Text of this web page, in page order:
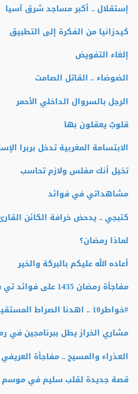
إستقلال .. أكبر مساجد شرق آسيا
كيدزانيا من الفكرة إلى التطبيق
إلغاء التفويض
الضوضاء .. القاتل الصامت
الرجل بالسروال الداخلي الأحمر
قلوبٌ يعقلون بها
الابتسامة المغربية تدخل بربرا
تخيل أنك مفلس ولازم تحاسب
مشاهداتي في فوائد
كتبجي .. يدحض خرافة الكائن
لماذا رمضان؟
أعاده الله عليكم بالبركة والخير
مفاجأة رمضان 1435 على فوائد تي في
#خواطر10 .. اهدنا الصراط المستقيم
مشاري الخراز يطل ببرنامجين في
العذراء والمسيح .. مفاجأة
قصة جديدة لقلب سليم في موسم